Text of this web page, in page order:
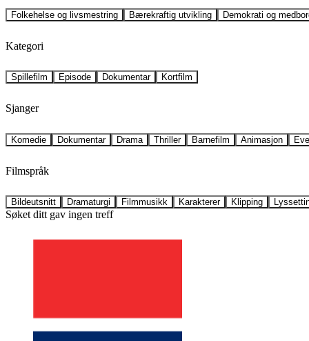
Folkehelse og livsmestring Bærekraftig utvikling Demokrati og
Kategori
Spillefilm Episode Dokumentar Kortfilm
Sjanger
Komedie Dokumentar Drama Thriller Barnefilm Animasjon
Filmspråk
Bildeutsnitt Dramaturgi Filmmusikk Karakterer Klipping
Søket ditt gav ingen treff